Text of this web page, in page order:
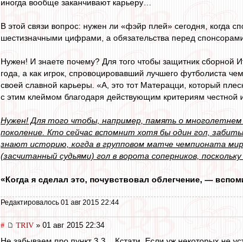
иногда вообще заканчивают карьеру…
В этой связи вопрос: нужен ли «фэйр плей» сегодня, когда
шестизначными цифрами, а обязательства перед
Нужен! И знаете почему? Для того чтобы защитник
года, а как игрок, спровоцировавший лучшего футболиста
своей славной карьеры. «А, это тот Матерацци, который
с этим клеймом благодаря действующим критериям честной
Нужен! Для того чтобы, например, память о
поколение. Кто сейчас вспомнит хотя бы один гол,
знают историю, когда в групповом матче чемпионата
(засчитанный судьями) гол в ворота соперников,
«Когда я сделал это, почувствовал облегчение, —
Редактировалось 01 авг 2015 22:44
# TRIV » 01 авг 2015 22:34